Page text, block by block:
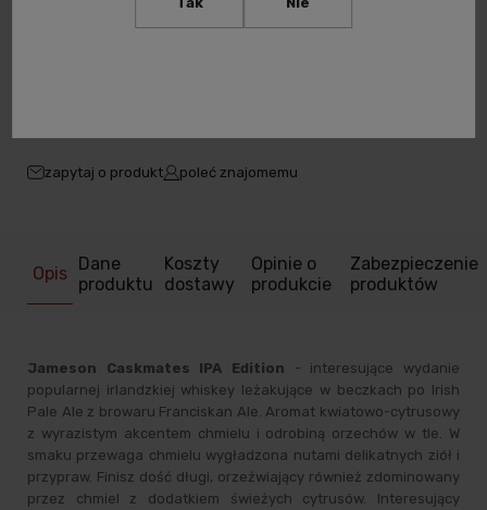
+
zapytaj o produkt poleć znajomemu
Opis Dane
produktu
Koszty
dostawy
Opinie o
produkcie
Zabezpieczenie
produktów
Jameson Caskmates IPA Edition - interesujące wydanie
popularnej irlandzkiej whiskey leżakujące w beczkach po Irish
Pale Ale z browaru Franciskan Ale. Aromat kwiatowo-cytrusowy
z wyrazistym akcentem chmielu i odrobiną orzechów w tle. W
smaku przewaga chmielu wygładzona nutami delikatnych ziół i
przypraw. Finisz dość długi, orzeźwiający również zdominowany
przez chmiel z dodatkiem świeżych cytrusów. Interesujący